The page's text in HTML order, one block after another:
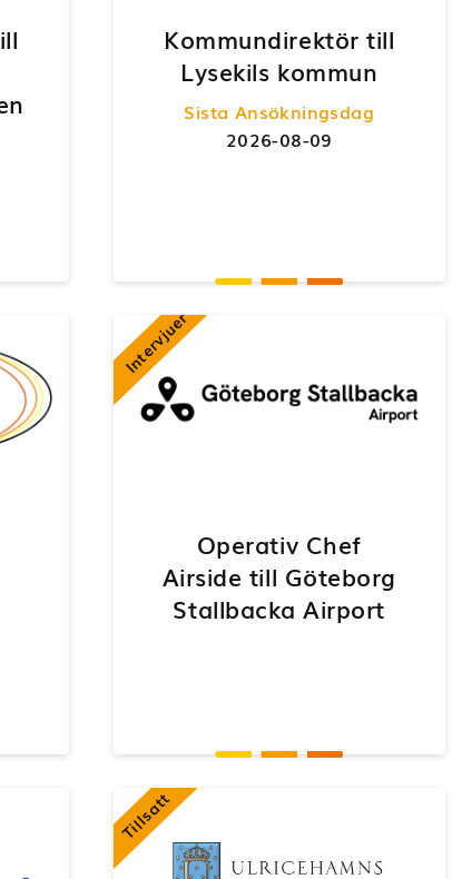
Kommundirektör till
Lysekils kommun
Sista Ansökningsdag
2026-08-09
Operativ Chef
Airside till Göteborg
Stallbacka Airport
Intervjuer
Tillsatt